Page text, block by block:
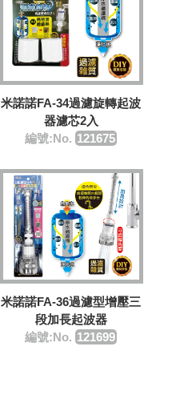
米諾諾FA-34過濾旋轉起波
器濾芯2入
編號:No. 121675
米諾諾FA-36過濾型增壓三
段加長起波器
編號:No. 121699